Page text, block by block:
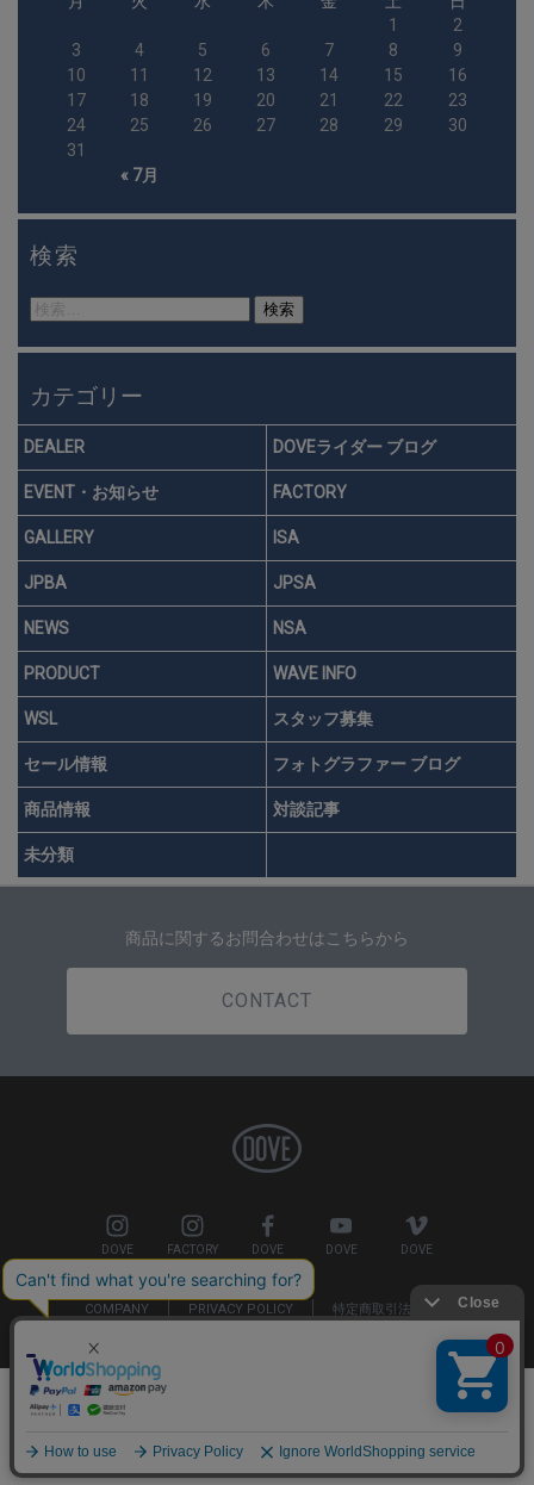
« 7月
1
2
3
4 5 6 7 8
9
10
11 12 13 14 15
16
17
18 19 20 21 22
23
24
25 26 27 28 29
30
31
検索
検
索:
カテゴリー
DEALER DOVEライダー ブログ
EVENT・お知らせ FACTORY
GALLERY ISA
JPBA JPSA
NEWS NSA
PRODUCT WAVE INFO
WSL スタッフ募集
セール情報 フォトグラファー ブログ
商品情報 対談記事
未分類
商品に関するお問合わせはこちらから
CONTACT
DOVE FACTORY DOVE DOVE DOVE
COMPANY PRIVACY POLICY
特定商取引法の表示
Copyright©2018 DOVE SURFING WETSUITS. All Rights Reserved.